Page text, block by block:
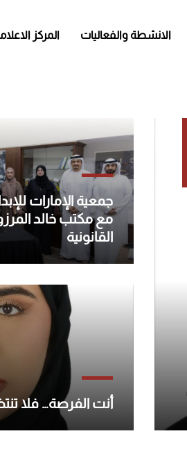
الانشطة والفعاليات المركز
جمعية الإمارات
مع مكتب خالد
القانونية
أنت الفرصة… فلا